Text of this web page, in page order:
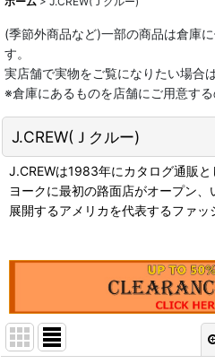
(季節外商品など)一部の商品は倉庫
す。
実店舗で実物をご覧になりたい場合
※倉庫にあるものを店舗にご用意する
J.CREW(Ｊクルー)
J.CREWは1983年にカタログ通販
ヨークに最初の路面店がオープン
展開するアメリカを代表するファッ